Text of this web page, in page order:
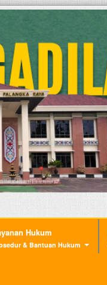
Hukum
& Bantuan Hukum